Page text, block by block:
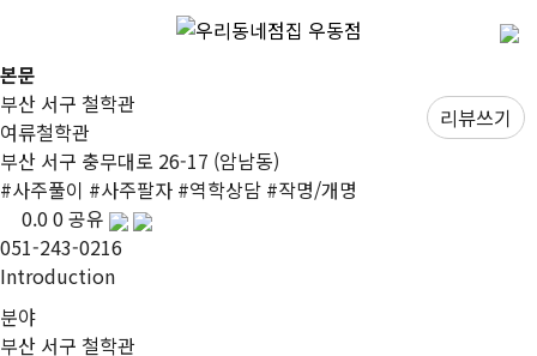
본문
부산 서구 철학관
여류철학관
부산 서구 충무대로 26-17 (암남동)
#사주풀이 #사주팔자 #역학상담 #작명/개명
0.00공유
051-243-0216
Introduction
분야
부산 서구 철학관
리뷰쓰기